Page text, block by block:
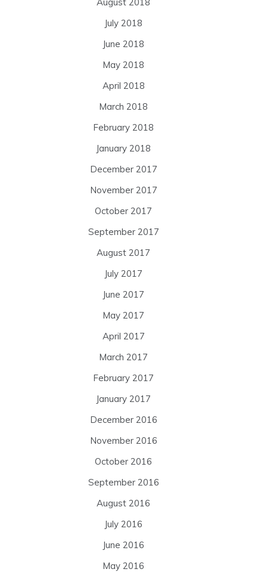
July 2018
June 2018
May 2018
April 2018
March 2018
February 2018
January 2018
December 2017
November 2017
October 2017
September 2017
August 2017
July 2017
June 2017
May 2017
April 2017
March 2017
February 2017
January 2017
December 2016
November 2016
October 2016
September 2016
August 2016
July 2016
June 2016
May 2016